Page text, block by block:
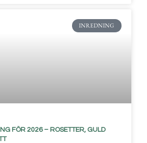
INREDNING
FÖR 2026 – ROSETTER, GULD